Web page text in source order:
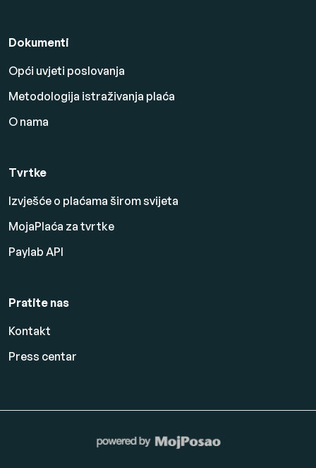
Dokumenti
Opći uvjeti poslovanja
Metodologija istraživanja plaća
O nama
Tvrtke
Izvješće o plaćama širom svijeta
MojaPlaća za tvrtke
Paylab API
Pratite nas
Kontakt
Press centar